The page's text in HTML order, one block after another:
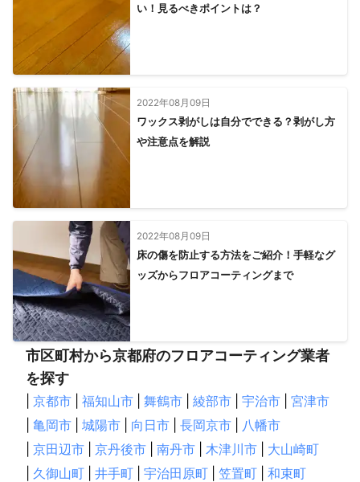
い！見るべきポイントは？
2022年08月09日
ワックス剥がしは自分でできる？剥がし方
や注意点を解説
2022年08月09日
床の傷を防止する方法をご紹介！手軽なグ
ッズからフロアコーティングまで
市区町村から京都府のフロアコーティング業者
を探す
京都市 福知山市 舞鶴市 綾部市 宇治市
宮津市
亀岡市 城陽市 向日市 長岡京市
八幡市
京田辺市 京丹後市 南丹市 木津川市
大山崎町
久御山町 井手町 宇治田原町 笠置町
和束町